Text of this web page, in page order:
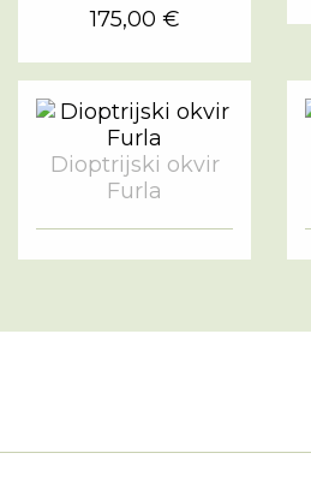
175,00 €
Dioptrijski okvir
Furla